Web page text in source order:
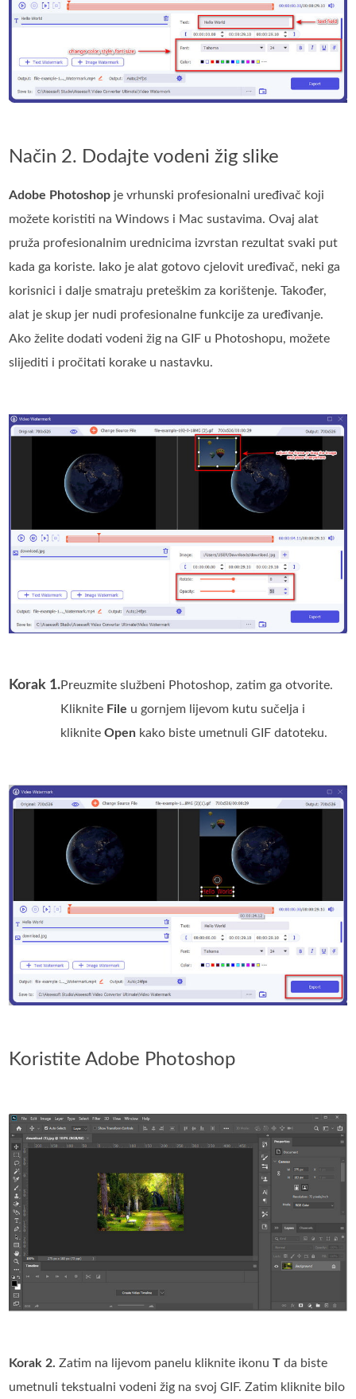
Način 2. Dodajte vodeni žig slike
Adobe Photoshop je vrhunski profesionalni uređivač koji
možete koristiti na Windows i Mac sustavima. Ovaj alat
pruža profesionalnim urednicima izvrstan rezultat svaki put
kada ga koriste. Iako je alat gotovo cjelovit uređivač, neki ga
korisnici i dalje smatraju preteškim za korištenje. Također,
alat je skup jer nudi profesionalne funkcije za uređivanje.
Ako želite dodati vodeni žig na GIF u Photoshopu, možete
slijediti i pročitati korake u nastavku.
Korak 1.Preuzmite službeni Photoshop, zatim ga otvorite.
Kliknite File u gornjem lijevom kutu sučelja i
klikniteOpen kako biste umetnuli GIF datoteku.
Koristite Adobe Photoshop
Korak 2. Zatim na lijevom panelu kliknite ikonuT da biste
umetnuli tekstualni vodeni žig na svoj GIF. Zatim kliknite bilo